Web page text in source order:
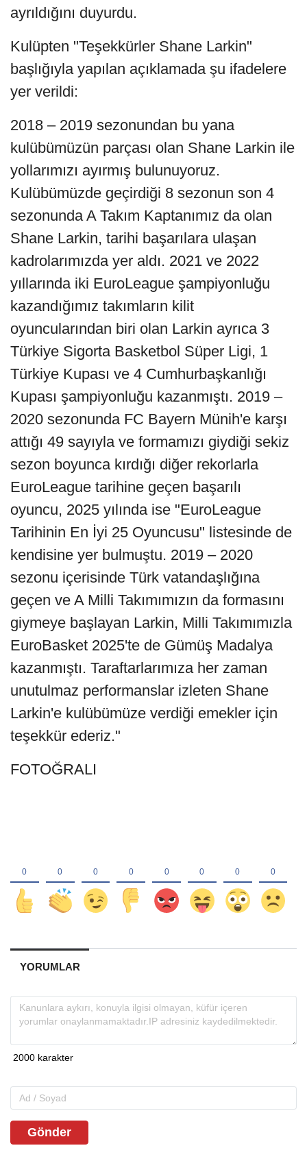
ayrıldığını duyurdu.
Kulüpten "Teşekkürler Shane Larkin"
başlığıyla yapılan açıklamada şu ifadelere
yer verildi:
2018 – 2019 sezonundan bu yana
kulübümüzün parçası olan Shane Larkin ile
yollarımızı ayırmış bulunuyoruz.
Kulübümüzde geçirdiği 8 sezonun son 4
sezonunda A Takım Kaptanımız da olan
Shane Larkin, tarihi başarılara ulaşan
kadrolarımızda yer aldı. 2021 ve 2022
yıllarında iki EuroLeague şampiyonluğu
kazandığımız takımların kilit
oyuncularından biri olan Larkin ayrıca 3
Türkiye Sigorta Basketbol Süper Ligi, 1
Türkiye Kupası ve 4 Cumhurbaşkanlığı
Kupası şampiyonluğu kazanmıştı. 2019 –
2020 sezonunda FC Bayern Münih'e karşı
attığı 49 sayıyla ve formamızı giydiği sekiz
sezon boyunca kırdığı diğer rekorlarla
EuroLeague tarihine geçen başarılı
oyuncu, 2025 yılında ise "EuroLeague
Tarihinin En İyi 25 Oyuncusu" listesinde de
kendisine yer bulmuştu. 2019 – 2020
sezonu içerisinde Türk vatandaşlığına
geçen ve A Milli Takımımızın da formasını
giymeye başlayan Larkin, Milli Takımımızla
EuroBasket 2025'te de Gümüş Madalya
kazanmıştı. Taraftarlarımıza her zaman
unutulmaz performanslar izleten Shane
Larkin'e kulübümüze verdiği emekler için
teşekkür ederiz."
FOTOĞRALI
YORUMLAR
Gönder